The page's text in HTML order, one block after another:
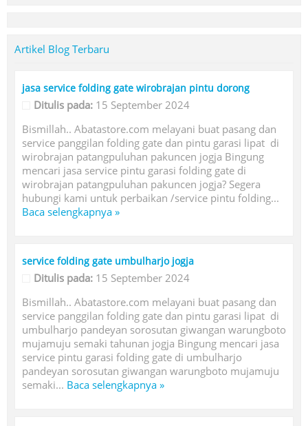
Artikel Blog Terbaru
jasa service folding gate wirobrajan pintu dorong
Ditulis pada: 15 September 2024
Bismillah.. Abatastore.com melayani buat pasang dan
service panggilan folding gate dan pintu garasi lipat di
wirobrajan patangpuluhan pakuncen jogja Bingung
mencari jasa service pintu garasi folding gate di
wirobrajan patangpuluhan pakuncen jogja? Segera
hubungi kami untuk perbaikan /service pintu folding...
Baca selengkapnya »
service folding gate umbulharjo jogja
Ditulis pada: 15 September 2024
Bismillah.. Abatastore.com melayani buat pasang dan
service panggilan folding gate dan pintu garasi lipat di
umbulharjo pandeyan sorosutan giwangan warungboto
mujamuju semaki tahunan jogja Bingung mencari jasa
service pintu garasi folding gate di umbulharjo
pandeyan sorosutan giwangan warungboto mujamuju
semaki... Baca selengkapnya »